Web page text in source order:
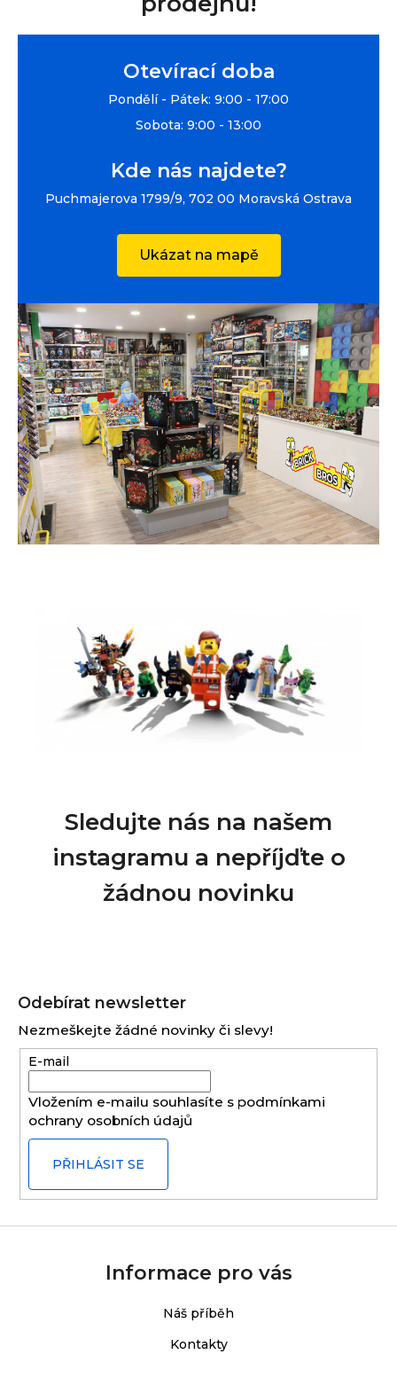
Otevírací doba
Pondělí - Pátek: 9:00 - 17:00
Sobota: 9:00 - 13:00
Kde nás najdete?
Puchmajerova 1799/9, 702 00 Moravská Ostrava
Ukázat na mapě
Sledujte nás na našem
instagramu a nepříjďte o
žádnou novinku
Odebírat newsletter
Nezmeškejte žádné novinky či slevy!
E-mail
Vložením e-mailu souhlasíte s podmínkami
ochrany osobních údajů
PŘIHLÁSIT SE
Informace pro vás
Náš příběh
Kontakty